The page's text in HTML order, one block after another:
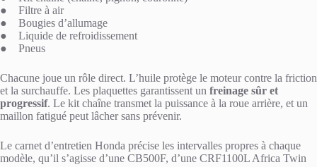
● Filtre à air
● Bougies d’allumage
● Liquide de refroidissement
● Pneus
Chacune joue un rôle direct. L’huile protège le moteur contre la friction
et la surchauffe. Les plaquettes garantissent un freinage sûr et
progressif. Le kit chaîne transmet la puissance à la roue arrière, et un
maillon fatigué peut lâcher sans prévenir.
Le carnet d’entretien Honda précise les intervalles propres à chaque
modèle, qu’il s’agisse d’une CB500F, d’une CRF1100L Africa Twin